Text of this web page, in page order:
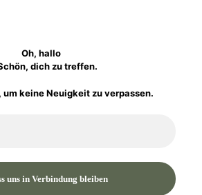
Oh, hallo
dich zu treffen.
um keine Neuigkeit zu verpassen.